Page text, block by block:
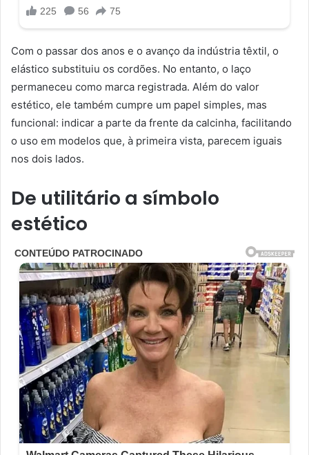
Com o passar dos anos e o avanço da indústria têxtil, o
elástico substituiu os cordões. No entanto, o laço
permaneceu como marca registrada. Além do valor
estético, ele também cumpre um papel simples, mas
funcional: indicar a parte da frente da calcinha, facilitando
o uso em modelos que, à primeira vista, parecem iguais
nos dois lados.
De utilitário a símbolo
estético